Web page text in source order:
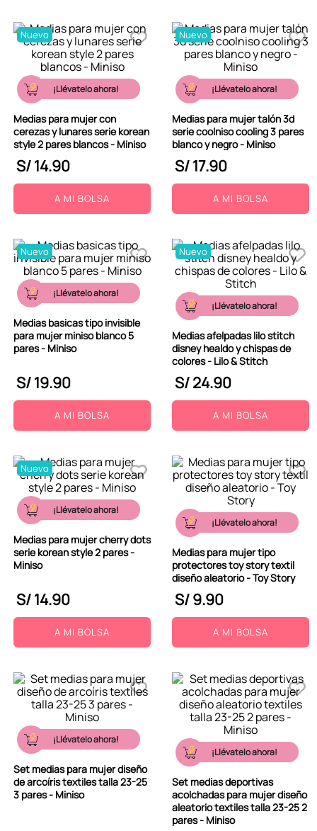
Nuevo
¡Llévatelo ahora!
Medias para mujer con
cerezas y lunares serie korean
style 2 pares blancos - Miniso
S/14.90
A MI BOLSA
Nuevo
¡Llévatelo ahora!
Medias para mujer talón 3d
serie coolniso cooling 3 pares
blanco y negro - Miniso
S/17.90
A MI BOLSA
Nuevo
¡Llévatelo ahora!
Medias basicas tipo invisible
para mujer miniso blanco 5
pares - Miniso
S/19.90
A MI BOLSA
Nuevo
¡Llévatelo ahora!
Medias afelpadas lilo stitch
disney healdo y chispas de
colores - Lilo & Stitch
S/24.90
A MI BOLSA
Nuevo
¡Llévatelo ahora!
Medias para mujer cherry dots
serie korean style 2 pares -
Miniso
S/14.90
A MI BOLSA
¡Llévatelo ahora!
Medias para mujer tipo
protectores toy story textil
diseño aleatorio - Toy Story
S/9.90
A MI BOLSA
¡Llévatelo ahora!
Set medias para mujer diseño
de arcoíris textiles talla 23-25
3 pares - Miniso
¡Llévatelo ahora!
Set medias deportivas
acolchadas para mujer diseño
aleatorio textiles talla 23-25 2
pares - Miniso